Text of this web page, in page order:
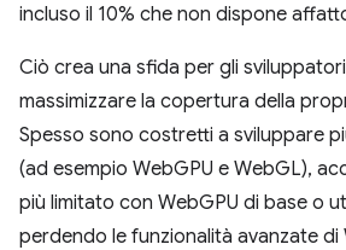
incluso il 10% che non dispone
Ciò crea una sfida per gli
massimizzare la copertura della
Spesso sono costretti a sviluppare
(ad esempio WebGPU e WebGL),
più limitato con WebGPU di base o
perdendo le funzionalità avanzate di